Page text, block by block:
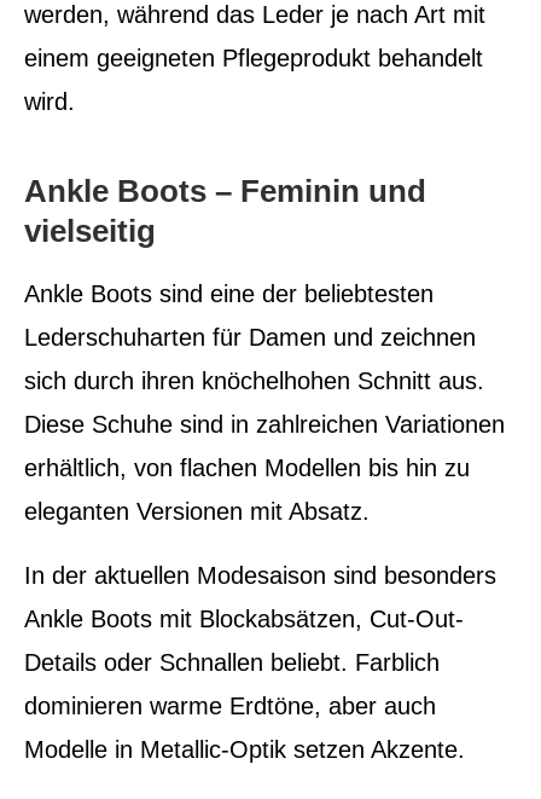
werden, während das Leder je nach Art mit
einem geeigneten Pflegeprodukt behandelt
wird.
Ankle Boots – Feminin und
vielseitig
Ankle Boots sind eine der beliebtesten
Lederschuharten für Damen und zeichnen
sich durch ihren knöchelhohen Schnitt aus.
Diese Schuhe sind in zahlreichen Variationen
erhältlich, von flachen Modellen bis hin zu
eleganten Versionen mit Absatz.
In der aktuellen Modesaison sind besonders
Ankle Boots mit Blockabsätzen, Cut-Out-
Details oder Schnallen beliebt. Farblich
dominieren warme Erdtöne, aber auch
Modelle in Metallic-Optik setzen Akzente.